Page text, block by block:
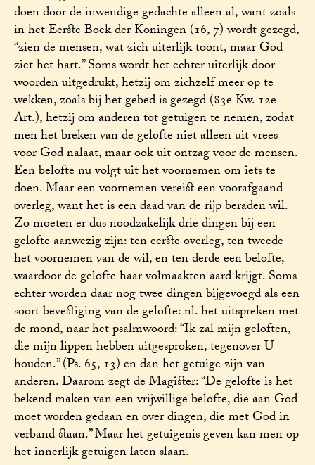
doen door de inwendige gedachte alleen al, want zoals
in het Eerste Boek der Koningen (16, 7) wordt gezegd,
“zien de mensen, wat zich uiterlijk toont, maar God
ziet het hart.” Soms wordt het echter uiterlijk door
woorden uitgedrukt, hetzij om zichzelf meer op te
wekken, zoals bij het gebed is gezegd (83e Kw. 12e
Art.), hetzij om anderen tot getuigen te nemen, zodat
men het breken van de gelofte niet alleen uit vrees
voor God nalaat, maar ook uit ontzag voor de mensen.
Een belofte nu volgt uit het voornemen om iets te
doen. Maar een voornemen vereist een voorafgaand
overleg, want het is een daad van de rijp beraden wil.
Zo moeten er dus noodzakelijk drie dingen bij een
gelofte aanwezig zijn: ten eerste overleg, ten tweede
het voornemen van de wil, en ten derde een belofte,
waardoor de gelofte haar volmaakten aard krijgt. Soms
echter worden daar nog twee dingen bijgevoegd als een
soort bevestiging van de gelofte: nl. het uitspreken met
de mond, naar het psalmwoord: “Ik zal mijn geloften,
die mijn lippen hebben uitgesproken, tegenover U
houden.” (Ps. 65, 13) en dan het getuige zijn van
anderen. Daarom zegt de Magister: “De gelofte is het
bekend maken van een vrijwillige belofte, die aan God
moet worden gedaan en over dingen, die met God in
verband staan.” Maar het getuigenis geven kan men op
het innerlijk getuigen laten slaan.